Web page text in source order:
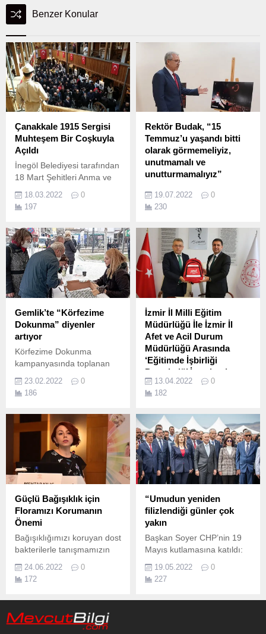
Benzer Konular
Çanakkale 1915 Sergisi
Muhteşem Bir Coşkuyla
Açıldı
İnegöl Belediyesi tarafından
18 Mart Şehitleri Anma ve
Çanakkale Deniz Zaferi’nin
107.
18.03.2022
0
197
Rektör Budak, “15
Temmuz’u yaşandı bitti
olarak görmemeliyiz,
unutmamalı ve
unutturmamalıyız”
EÜ’den “Teo-Politik Tahriften
Seküler Uyduluğa: 15
Temmuz Paneli”
Başkanlığı
koordinasyonunda “Türkiye
Aşkına” temasıyla
gerçekleştirilen 15 Temmuz
Demokrasi ve Milli Birlik
Günü etkinlikleri
kapsamında Ege
Üniversitesi Rektörlüğü
tarafından panel
gerçekleştirildi.
19.07.2022
0
230
Gemlik’te “Körfezime
Dokunma” diyenler
artıyor
Körfezime Dokunma
kampanyasında toplanan
23.02.2022
0
186
İzmir İl Milli Eğitim
Müdürlüğü İle İzmir İl
Afet ve Acil Durum
Müdürlüğü Arasında
‘Eğitimde İşbirliği
Protokolü’ İmzalandı
İzmir İl Milli Eğitim Müdürü
Dr.
13.04.2022
0
182
Güçlü Bağışıklık için
Floramızı Korumanın
Önemi
Bağışıklığımızı koruyan dost
bakterilerle tanışmamızın
başladığını belirten Türkiye
Ulusal Alerji ve Klinik
24.06.2022
0
172
“Umudun yeniden
filizlendiği günler çok
yakın
Başkan Soyer CHP’nin 19
Mayıs kutlamasına katıldı:
Başkanı Tunç Soyer, CHP
İzmir İl Başkanlığı'nın
19.05.2022
0
227